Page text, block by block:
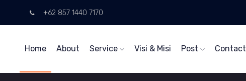
+62 857 1440 7170
Home About Service Visi & Misi Post Contact